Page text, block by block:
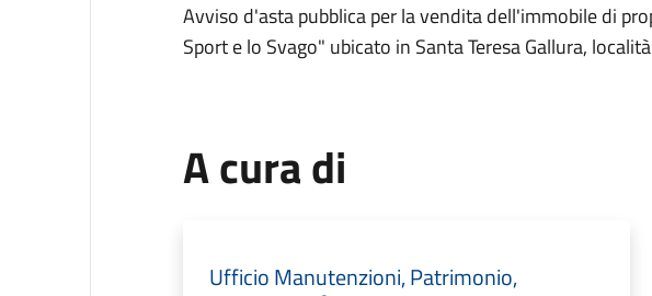
Avviso d'asta pubblica per la vendita dell'immobile di
Sport e lo Svago" ubicato in Santa Teresa Gallura,
A cura di
Ufficio Manutenzioni, Patrimonio,